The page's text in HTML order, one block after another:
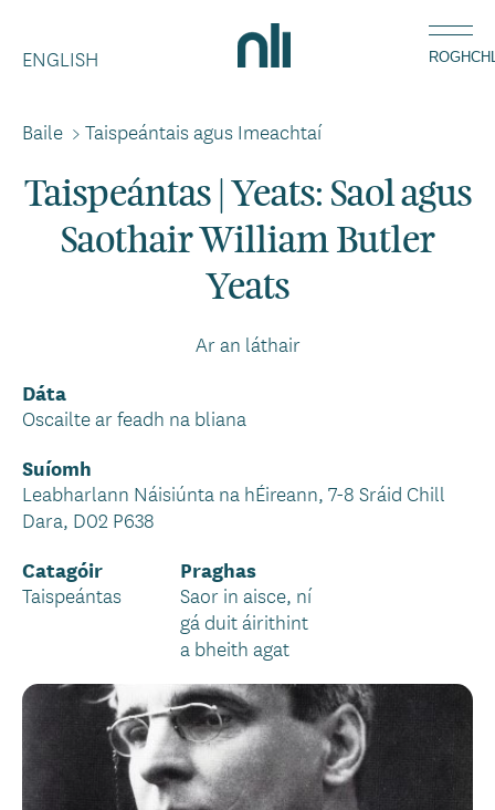
Home,
National
Ireland
ENGLISH
Breadcrumbs
Baile >Taispeántais agus Imeachtaí
Taispeántas | Yeats: Saol agus
Saothair William Butler
Yeats
Ar an láthair
Dáta
Oscailte ar feadh na bliana
Suíomh
Leabharlann Náisiúnta na hÉireann, 7-8 Sráid Chill
Dara, D02 P638
Catagóir
Taispeántas
Praghas
Saor in aisce, ní
gá duit áirithint
a bheith agat